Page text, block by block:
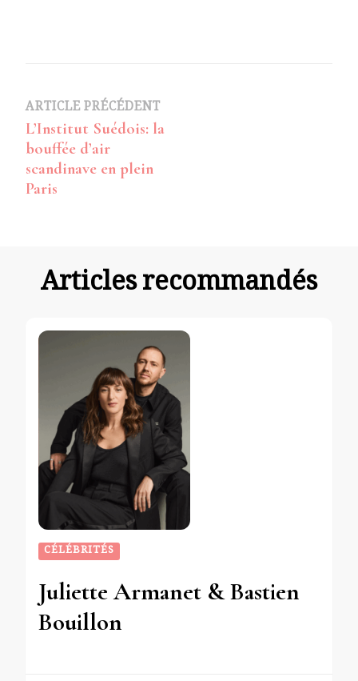
Navigation
d’article
ARTICLE PRÉCÉDENT
L’Institut Suédois: la
bouffée d’air
scandinave en plein
Paris
Articles recommandés
CÉLÉBRITÉS
Juliette Armanet & Bastien
Bouillon